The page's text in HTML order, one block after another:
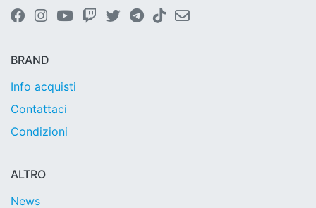
BRAND
Info acquisti
Contattaci
Condizioni
ALTRO
News